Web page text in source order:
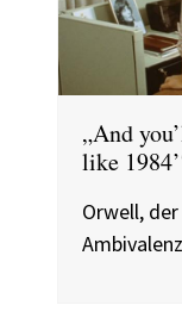
„And
like
Orwell,